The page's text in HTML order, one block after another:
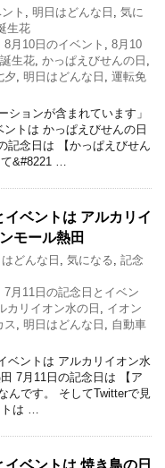
ト 明日はどんな日
気に
生花
8月10日のイベント
8月10
生花 かっぱえびせんの日
夕 明日はどんな日
運転免
ョンが含まれています」
トは かっぱえびせんの日
記念日は 【かっぱえびせん
&#8221 …
ベントは アルカリイ
モール熱田
どんな日 気になる 記念
7月11日の記念日とイベン
カリイオン水の日
イオン
ス 明日はどんな日
自動車
ントは アルカリイオン水
7月11日の記念日は 【ア
んです。 そしてTwitterで見
は …
ベントは 焼き鳥の日